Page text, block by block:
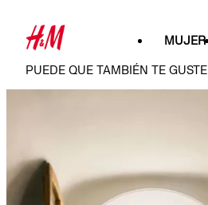
MUJER
PUEDE QUE TAMBIÉN TE GUSTE